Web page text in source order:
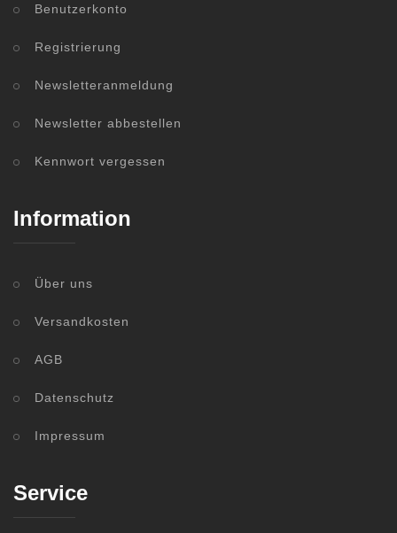
Benutzerkonto
Registrierung
Newsletteranmeldung
Newsletter abbestellen
Kennwort vergessen
Information
Über uns
Versandkosten
AGB
Datenschutz
Impressum
Service